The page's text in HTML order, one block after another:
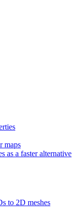
maps
as a faster alternative
to 2D meshes